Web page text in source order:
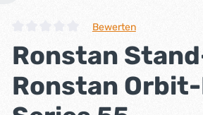
Bewerten
Ronstan
Ronstan